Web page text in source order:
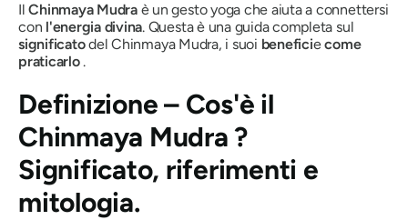
IlChinmaya Mudraè un gesto yoga che aiuta a connettersi
con l'energia divina. Questa è una guida completa sul
significatodelChinmaya Mudra, i suoi beneficiecome
praticarlo.
Definizione – Cos'è il
Chinmaya Mudra?
Significato, riferimenti e
mitologia.